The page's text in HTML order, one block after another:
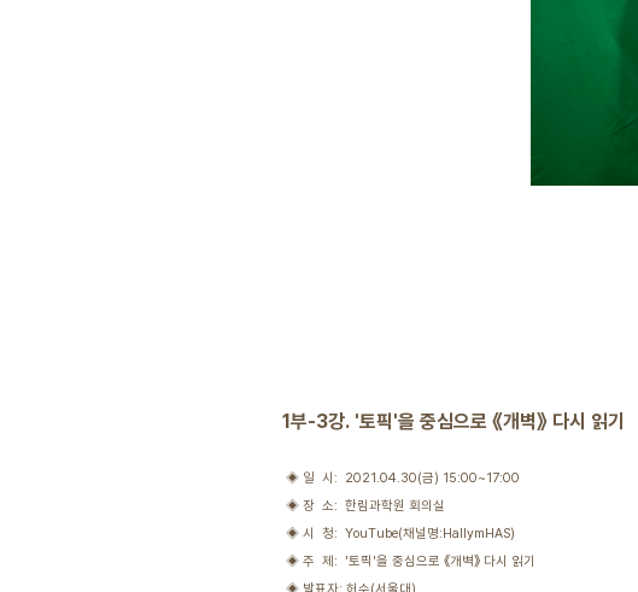
1부-3강. '토픽'을 중심으로 《개벽》 다시 읽기
◈ 일 시: 2021.04.30(금) 15:00~17:00
◈ 장 소: 한림과학원 회의실
◈ 시 청: YouTube(채널명:HallymHAS)
◈ 주 제: '토픽'을 중심으로 《개벽》 다시 읽기
◈ 발표자: 허수(서울대)